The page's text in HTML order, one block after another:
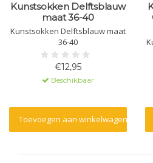
Kunstsokken Delftsblauw
maat 36-40
Kunstsokken Delftsblauw maat
36-40
€12,95
Beschikbaar
Toevoegen aan winkelwagen